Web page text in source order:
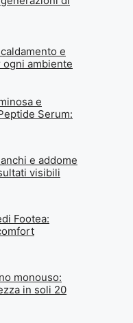
e
ambiente
e
Serum:
e addome
visibili
Footea:
monouso:
in soli 20